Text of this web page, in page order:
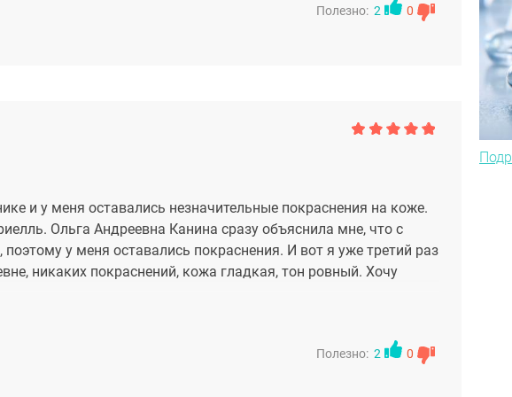
великолепно! Во первых, кожа в области скул стала
Полезно: 2 0
и у меня оставались незначительные покраснения на коже.
Ольга Андреевна Канина сразу объяснила мне, что с
у меня оставались покраснения. И вот я уже третий раз
никаких покраснений, кожа гладкая, тон ровный. Хочу
Полезно: 2 0